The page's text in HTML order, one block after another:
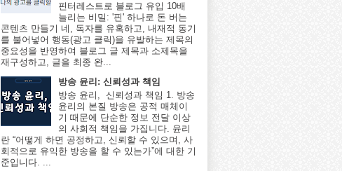
핀터레스트로 블로그 유입 10배
늘리는 비밀: '핀' 하나로 돈 버는
콘텐츠 만들기 네, 독자를 유혹하고, 내재적 동기
를 불어넣어 행동(광고 클릭)을 유발하는 제목의
중요성을 반영하여 블로그 글 제목과 소제목을
재구성하고, 글을 최종 완...
방송 윤리: 신뢰성과 책임
방송 윤리, 신뢰성과 책임 1. 방송
윤리의 본질 방송은 공적 매체이
기 때문에 단순한 정보 전달 이상
의 사회적 책임을 가집니다. 윤리
란 “어떻게 하면 공정하고, 신뢰할 수 있으며, 사
회적으로 유익한 방송을 할 수 있는가”에 대한 기
준입니다. ...